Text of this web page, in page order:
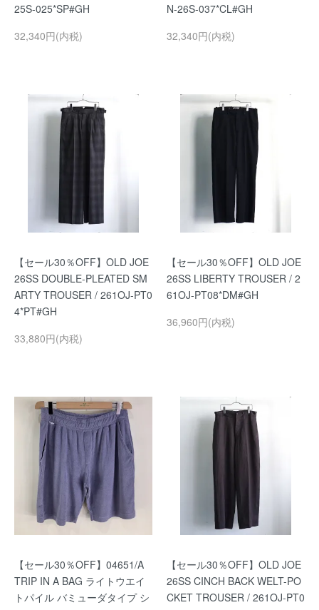
25S-025*SP#GH
32,340円(内税)
N-26S-037*CL#GH
32,340円(内税)
【セール30％OFF】OLD JOE
26SS DOUBLE-PLEATED SM
ARTY TROUSER / 261OJ-PT0
4*PT#GH
33,880円(内税)
【セール30％OFF】OLD JOE
26SS LIBERTY TROUSER / 2
61OJ-PT08*DM#GH
36,960円(内税)
【セール30％OFF】04651/A
TRIP IN A BAG ライトウエイ
トパイル バミューダタイプ シ
【セール30％OFF】OLD JOE
26SS CINCH BACK WELT-PO
CKET TROUSER / 261OJ-PT0